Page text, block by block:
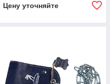
Цену уточняйте